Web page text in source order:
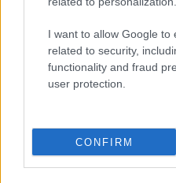
I want to allow Google to
related to security,
functionality and fraud
user protection.
CONFIRM
- Vasárnap
a szívedben azok
ma parancsolok
Andreas•2021. május 02.
MINDEN NAPRA: 1
ÚTMUTATÓ IGE;